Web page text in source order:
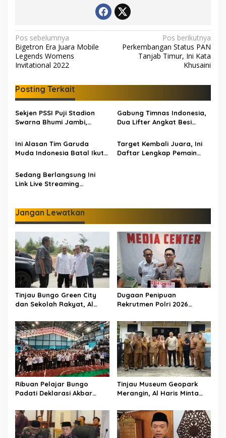
N
a
v
i
g
a
s
i
p
s
Pos sebelumnya
Bigetron Era Juara Mobile
Legends Womens
Invitational 2022
Pos berikutnya
Perkembangan Status PAN
Tanjab Timur, Ini Kata
Khusaini
Posting Terkait
Sekjen PSSI Puji Stadion
Swarna Bhumi Jambi,
Profesional Hingga Uji
Coba Timnas
Gabung Timnas Indonesia,
Dua Lifter Angkat Besi
Games di Arab Saudi
Ini Alasan Tim Garuda
Muda Indonesia Batal Ikuti
Target Kembali Juara, Ini
Daftar Lengkap Pemain
Sedang Berlangsung Ini
Link Live Streaming
Jangan Lewatkan
Tinjau Bungo Green City
dan Sekolah Rakyat, Al
Pendidikan dan
Infrastruktur
Dugaan Penipuan
Rekrutmen Polri 2026
Anggota Diamankan
Propam Polda Jambi
Ribuan Pelajar Bungo
Padati Deklarasi Akbar
Judi Online dan
Radikalisme
Tinjau Museum Geopark
Merangin, Al Haris Minta
dan Tambah Koleksi